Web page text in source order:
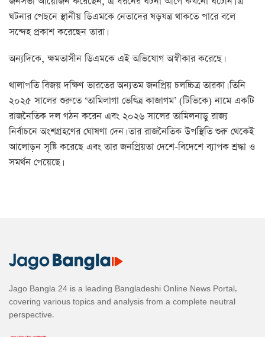
ঘটনার পেছনে স্থানীয় ডিএমকে নেতাদের ষড়যন্ত্র থাকতে পারে বলে
সন্দেহ প্রকাশ করেছেন তারা।
অন্যদিকে, ক্ষমতাসীন ডিএমকে এই অভিযোগ অস্বীকার করেছে।
থালাপতি বিজয় দক্ষিণ ভারতের অন্যতম জনপ্রিয় চলচ্চিত্র তারকা। তিনি
২০২৫ সালের শুরুতে ‘তামিলাগা ভেত্ত্রি কাজাগম’ (টিভিকে) নামে একটি
রাজনৈতিক দল গঠন করেন এবং ২০২৬ সালের তামিলনাড়ু রাজ্য
নির্বাচনে অংশগ্রহণের ঘোষণা দেন। তার রাজনৈতিক উপস্থিতি শুরু থেকেই
আলোড়ন সৃষ্টি করেছে এবং তার জনপ্রিয়তা দেশে-বিদেশে ব্যাপক শ্রদ্ধা ও
সমর্থন পেয়েছে।
Jago Bangla 24 is a leading Bangladeshi Online News Portal,
covering various topics and analysis from a complete neutral
perspective.